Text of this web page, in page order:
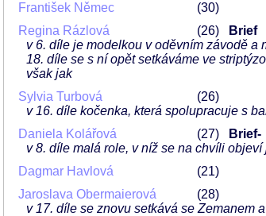
František Němec
30
Regina Rázlová
26 Brief
v 6. díle je modelkou v oděvním závodě a
18. díle se s ní opět setkáváme ve
však jak
Sylvia Turbová
26
v 16. díle kočenka, která spolupracuje s
Daniela Kolářová
27 Brief-
v 8. díle malá role, v níž se na chvíli
Dagmar Havlová
21
Jaroslava Obermaierová
28
v 17. díle se znovu setkává se Zemanem